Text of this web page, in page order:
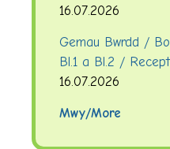
16.07.2026
Gemau Bwrdd /
Bl.1 a Bl.2 /
16.07.2026
Mwy/More